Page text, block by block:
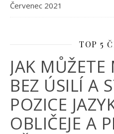
Červenec 2021
TOP 5
JAK MŮŽETE
BEZ ÚSILÍ A
POZICE
OBLIČEJE A